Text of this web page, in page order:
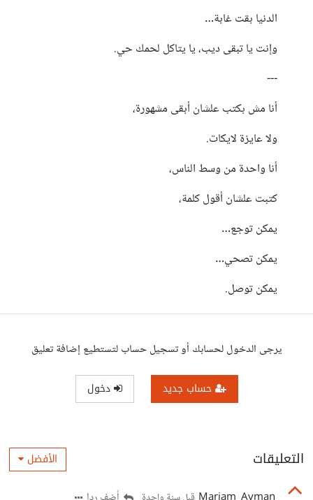
الدنيا بقت غابة…
وإنت يا تبقى ديب، يا يتاكل لحمك حي.
---
أنا مش بكتب علشان أبقى مشهورة،
ولا عايزة لايكات.
أنا واحدة من وسط الناس،
كتبت علشان أقول كلمة،
يمكن توجع…
يمكن تصحي…
يمكن توصل.
يرجى الدخول لحسابك أو تسجيل حساب لتستطيع إضافة تعليق
حساب جديد دخول
التعليقات الأفضل